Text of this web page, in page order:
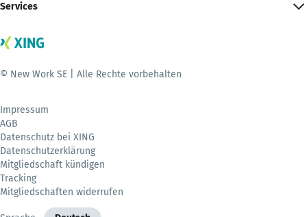
Services
© New Work SE | Alle Rechte vorbehalten
Impressum
AGB
Datenschutz bei XING
Datenschutzerklärung
Mitgliedschaft kündigen
Tracking
Mitgliedschaften widerrufen